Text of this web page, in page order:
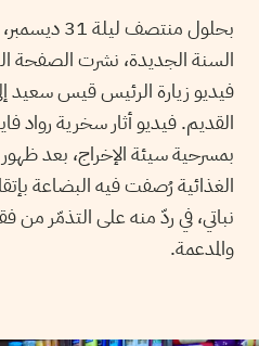
بحلول
السنة الجديدة، نشرت الصفحة
فيديو زيارة الرئيس قيس سعيد
القديم. فيديو أثار سخرية
بمسرحية سيئة الإخراج، بعد
الغذائية رُصفت فيه البضاعة
نباتي، في ردّ منه على التذمّر من
والمدعمة.